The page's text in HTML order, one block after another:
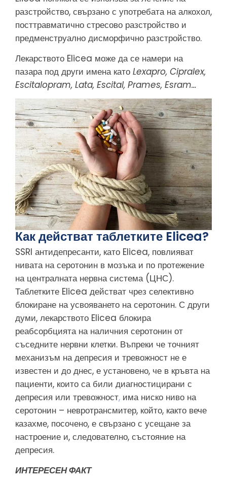
разстройство, свързано с употребата на алкохол,
посттравматично стресово разстройство и
предменструално дисморфично разстройство.
Лекарството Elicea може да се намери на
пазара под други имена като Lexapro, Cipralex,
Escitalopram, Lata, Escital, Prames, Esram…
Как действат таблетките Elicea?
SSRI антидепресанти, като Elicea, повлияват
нивата на серотонин в мозъка и по протежение
на централната нервна система (ЦНС).
Таблетките Elicea действат чрез селективно
блокиране на усвояването на серотонин. С други
думи, лекарството Elicea блокира
реабсорбцията на наличния серотонин от
съседните нервни клетки. Въпреки че точният
механизъм на депресия и тревожност не е
известен и до днес, е установено, че в кръвта на
пациенти, които са били диагностицирани с
депресия или тревожност, има ниско ниво на
серотонин – невротрансмитер, който, както вече
казахме, посочено, е свързано с усещане за
настроение и, следователно, състояние на
депресия.
ИНТЕРЕСЕН ФАКТ